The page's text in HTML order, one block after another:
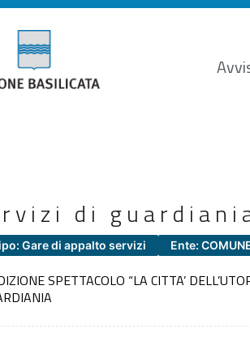
di
Gare di appalto servizi Ente:
SPETTACOLO “LA CITTA’